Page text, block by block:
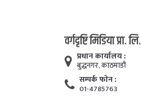
वर्गदृष्टि मिडिया प्रा. लि.
प्रधान कार्यालय :
बुद्धनगर, काठमाडाैं
सम्पर्क फाेन :
01-4785763